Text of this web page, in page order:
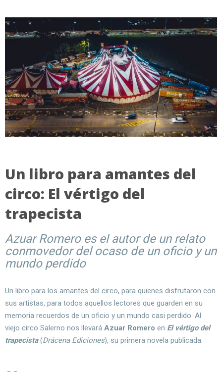
Un libro para amantes del
circo: El vértigo del
trapecista
Azuar Romero es el autor de un relato
conmovedor del ocaso de un oficio y un
mundo perdido
Un libro para los amantes del circo, para quienes disfrutaron con
sus artistas, para todos aquellos lectores que guarden en su
memoria recuerdos de un oficio y un mundo casi perdido. Al
viejo circo Salerno nos llevará Azuar Romero en El vértigo del
trapecista(Drácena Ediciones), su primera novela publicada.